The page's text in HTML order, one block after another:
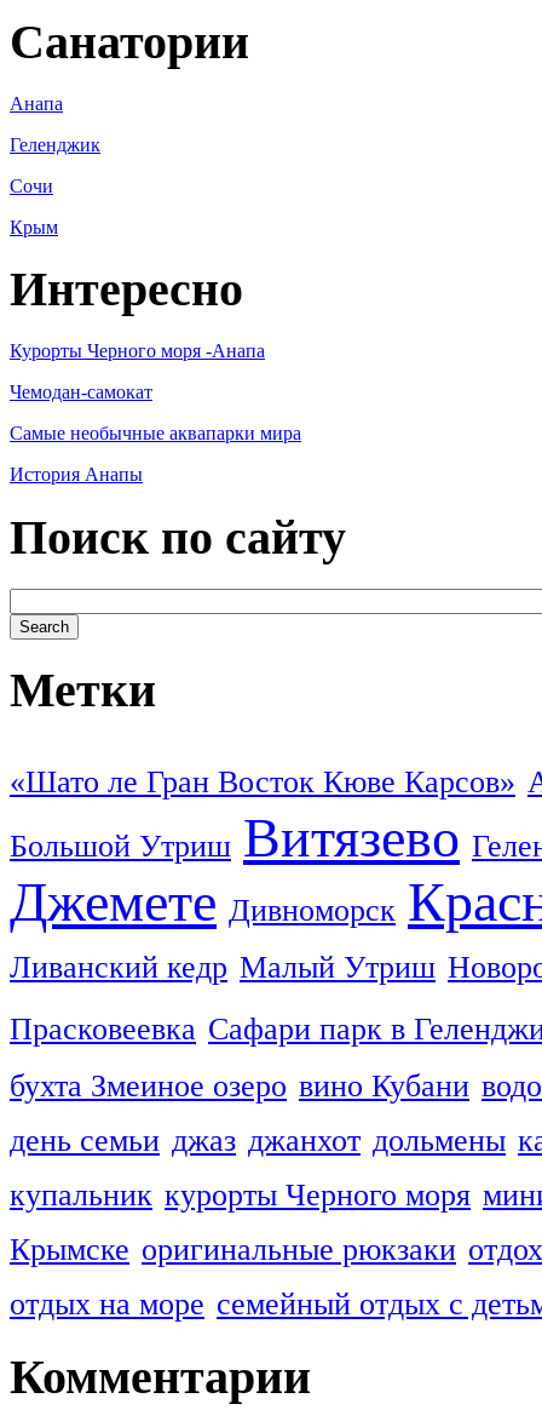
Санатории
Анапа
Геленджик
Сочи
Крым
Интересно
Курорты Черного моря -Анапа
Чемодан-самокат
Самые необычные аквапарки мира
История Анапы
Поиск по сайту
Метки
«Шато ле Гран Восток Кюве Карсов»
Большой Утриш Витязево
Джемете Дивноморск
Ливанский кедр Малый Утриш
Прасковеевка Сафари парк в
бухта Змеиное озеро вино Кубани
день семьи джаз джанхот дольмены
купальник курорты Черного моря
Крымске оригинальные рюкзаки
отдых на море семейный отдых с
Комментарии